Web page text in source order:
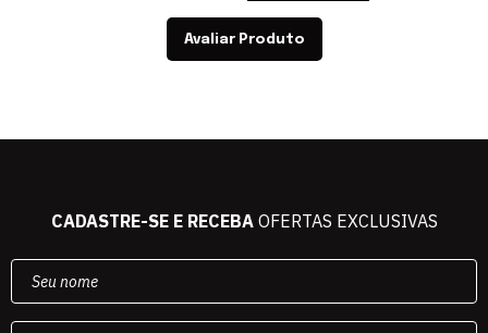
Avaliar Produto
CADASTRE-SE E RECEBAOFERTAS EXCLUSIVAS